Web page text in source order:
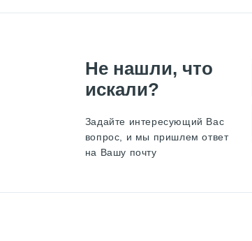
Не нашли, что
искали?
Задайте интересующий Вас
вопрос, и мы пришлем ответ
на Вашу почту